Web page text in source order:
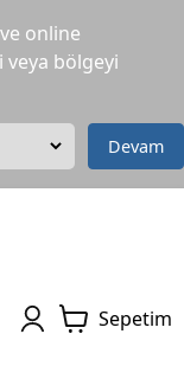
online
veya bölgeyi
Devam
Sepetim